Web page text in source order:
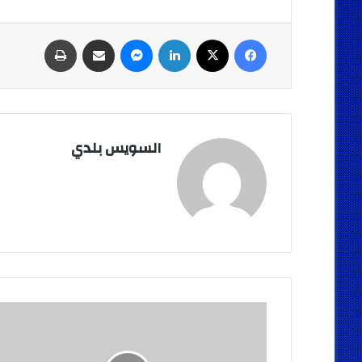
فيسبوك لينكدإن ماسنجر مشاركة عبر البريد
السويس بلدي